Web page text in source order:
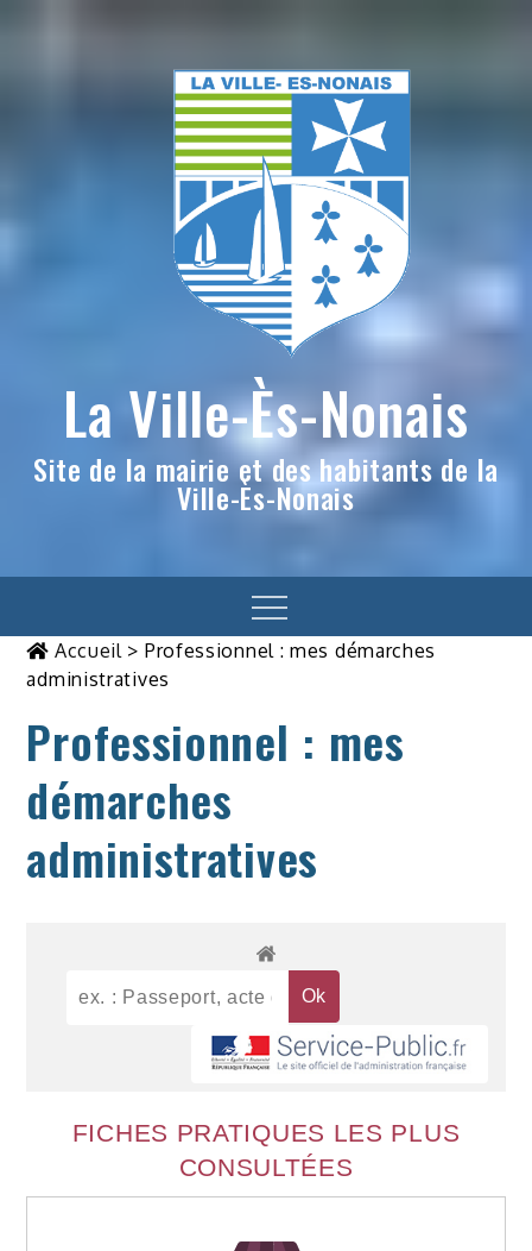
La Ville-Ès-Nonais
Site de la mairie et des habitants de la
Ville-Ès-Nonais
Menu
Accueil> Professionnel : mes démarches
administratives
Professionnel : mes
démarches
administratives
FICHES PRATIQUES LES PLUS
CONSULTÉES